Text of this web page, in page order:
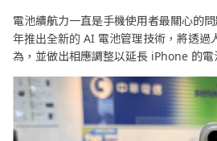
電池續航力一直是手機使用者最關心的
年推出全新的 AI 電池管理技術，將透過
為，並做出相應調整以延長 iPhone 的電